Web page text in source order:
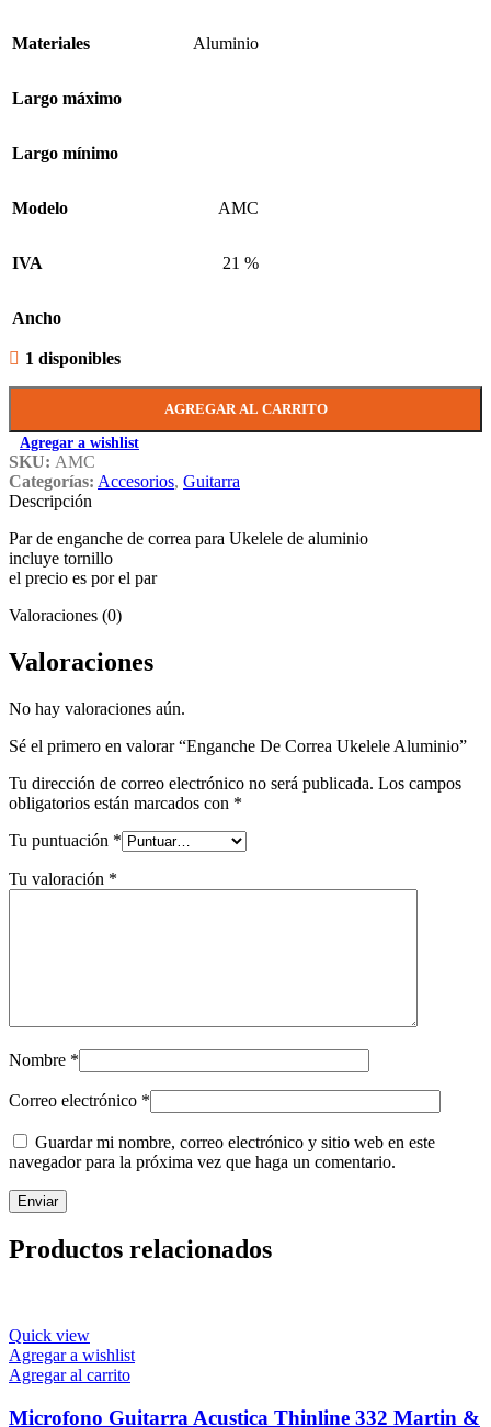
Materiales Aluminio
Largo máximo
Largo mínimo
Modelo AMC
IVA 21 %
Ancho
1 disponibles
AGREGAR AL CARRITO
Agregar a wishlist
SKU: AMC
Categorías: Accesorios, Guitarra
Descripción
Par de enganche de correa para Ukelele de aluminio
incluye tornillo
el precio es por el par
Valoraciones (0)
Valoraciones
No hay valoraciones aún.
Sé el primero en valorar “Enganche De Correa Ukelele Aluminio”
Tu dirección de correo electrónico no será publicada. Los campos
obligatorios están marcados con *
Tu puntuación *
Tu valoración *
Nombre *
Correo electrónico *
Guardar mi nombre, correo electrónico y sitio web en este
navegador para la próxima vez que haga un comentario.
Productos relacionados
Quick view
Agregar a wishlist
Agregar al carrito
Microfono Guitarra Acustica Thinline 332 Martin &